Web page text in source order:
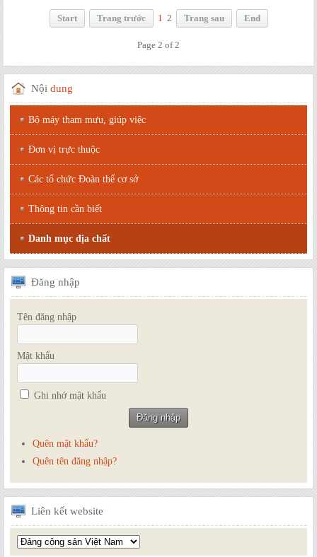
Start Trang trước 1 2 Trang sau End
Page 2 of 2
Nội dung
Bộ máy tham mưu, giúp việc
Đơn vị trực thuộc
Các tổ chức Đoàn thể cơ sở
Thông tin cần biết
Danh mục địa chất
Đăng nhập
Tên đăng nhập
Mật khẩu
Ghi nhớ mật khẩu
Quên mật khẩu?
Quên tên đăng nhập?
Liên kết website